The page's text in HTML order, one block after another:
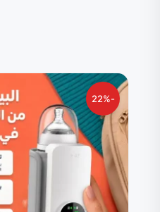
-22%